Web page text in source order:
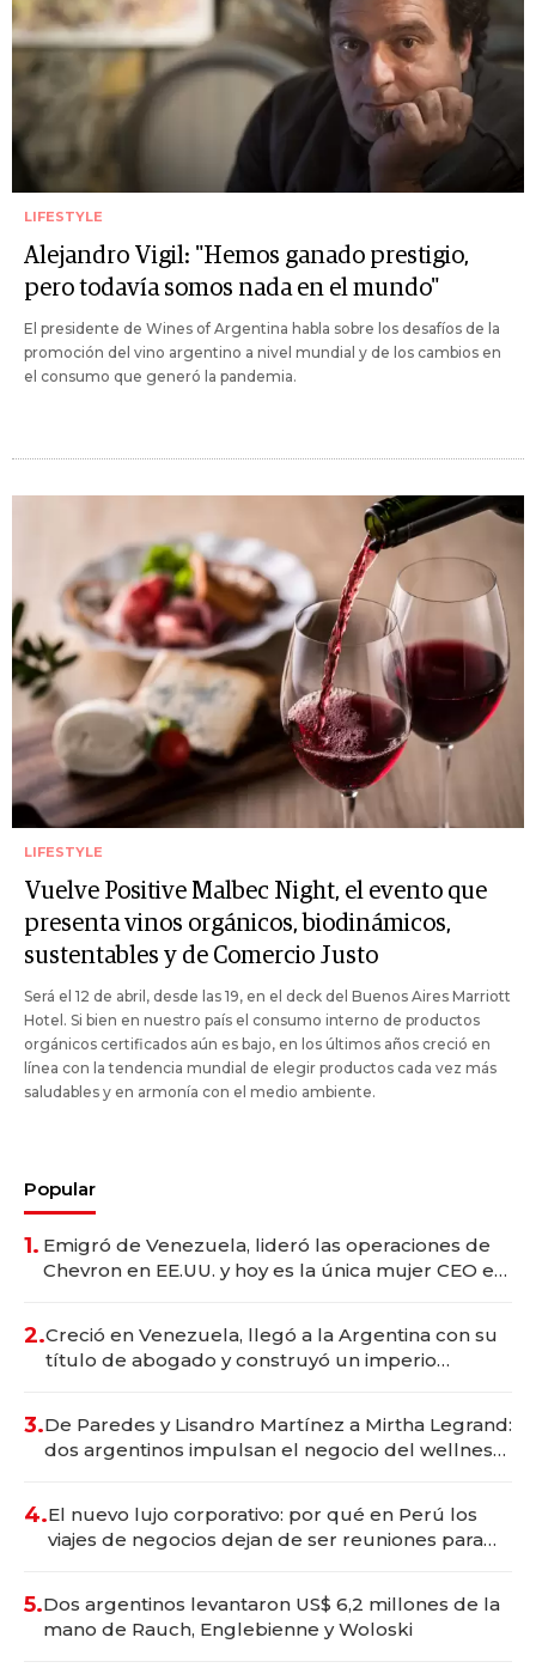
LIFESTYLE
Alejandro Vigil: "Hemos ganado prestigio,
pero todavía somos nada en el mundo"
El presidente de Wines of Argentina habla sobre los desafíos de la
promoción del vino argentino a nivel mundial y de los cambios en
el consumo que generó la pandemia.
LIFESTYLE
Vuelve Positive Malbec Night, el evento que
presenta vinos orgánicos, biodinámicos,
sustentables y de Comercio Justo
Será el 12 de abril, desde las 19, en el deck del Buenos Aires Marriott
Hotel. Si bien en nuestro país el consumo interno de productos
orgánicos certificados aún es bajo, en los últimos años creció en
línea con la tendencia mundial de elegir productos cada vez más
saludables y en armonía con el medio ambiente.
Popular
1. Emigró de Venezuela, lideró las operaciones de
Chevron en EE.UU. y hoy es la única mujer CEO en
2.Creció en Venezuela, llegó a la Argentina con su
título de abogado y construyó un imperio
3.De Paredes y Lisandro Martínez a Mirtha Legrand:
dos argentinos impulsan el negocio del wellness
4.El nuevo lujo corporativo: por qué en Perú los
viajes de negocios dejan de ser reuniones para
5.Dos argentinos levantaron US$ 6,2 millones de la
mano de Rauch, Englebienne y Woloski